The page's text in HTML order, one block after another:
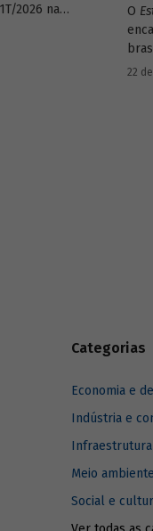
2026 na
O
22
Categorias
Economia e
Indústria e
Infraestrutura
Meio
Social e